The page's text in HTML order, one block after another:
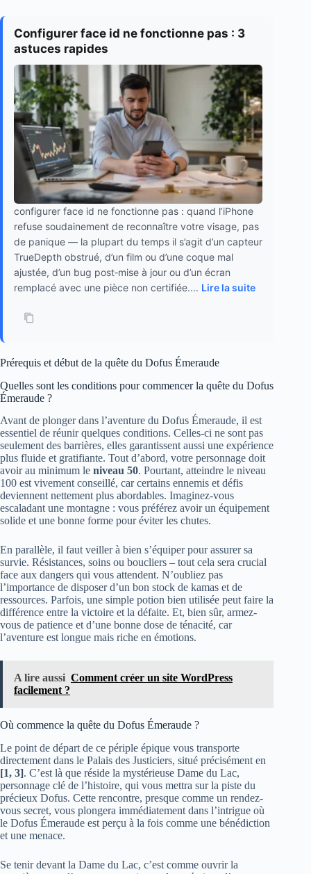
Configurer face id ne fonctionne pas : 3
astuces rapides
configurer face id ne fonctionne pas : quand l’iPhone
refuse soudainement de reconnaître votre visage, pas
de panique — la plupart du temps il s’agit d’un capteur
TrueDepth obstrué, d’un film ou d’une coque mal
ajustée, d’un bug post‑mise à jour ou d’un écran
remplacé avec une pièce non certifiée.... Lire la suite
Prérequis et début de la quête du Dofus Émeraude
Quelles sont les conditions pour commencer la quête du Dofus
Émeraude ?
Avant de plonger dans l’aventure du Dofus Émeraude, il est
essentiel de réunir quelques conditions. Celles-ci ne sont pas
seulement des barrières, elles garantissent aussi une expérience
plus fluide et gratifiante. Tout d’abord, votre personnage doit
avoir au minimum le niveau 50. Pourtant, atteindre le niveau
100 est vivement conseillé, car certains ennemis et défis
deviennent nettement plus abordables. Imaginez-vous
escaladant une montagne : vous préférez avoir un équipement
solide et une bonne forme pour éviter les chutes.
En parallèle, il faut veiller à bien s’équiper pour assurer sa
survie. Résistances, soins ou boucliers – tout cela sera crucial
face aux dangers qui vous attendent. N’oubliez pas
l’importance de disposer d’un bon stock de kamas et de
ressources. Parfois, une simple potion bien utilisée peut faire la
différence entre la victoire et la défaite. Et, bien sûr, armez-
vous de patience et d’une bonne dose de ténacité, car
l’aventure est longue mais riche en émotions.
A lire aussi Comment créer un site WordPress
facilement ?
Où commence la quête du Dofus Émeraude ?
Le point de départ de ce périple épique vous transporte
directement dans le Palais des Justiciers, situé précisément en
[1, 3]. C’est là que réside la mystérieuse Dame du Lac,
personnage clé de l’histoire, qui vous mettra sur la piste du
précieux Dofus. Cette rencontre, presque comme un rendez-
vous secret, vous plongera immédiatement dans l’intrigue où
le Dofus Émeraude est perçu à la fois comme une bénédiction
et une menace.
Se tenir devant la Dame du Lac, c’est comme ouvrir la